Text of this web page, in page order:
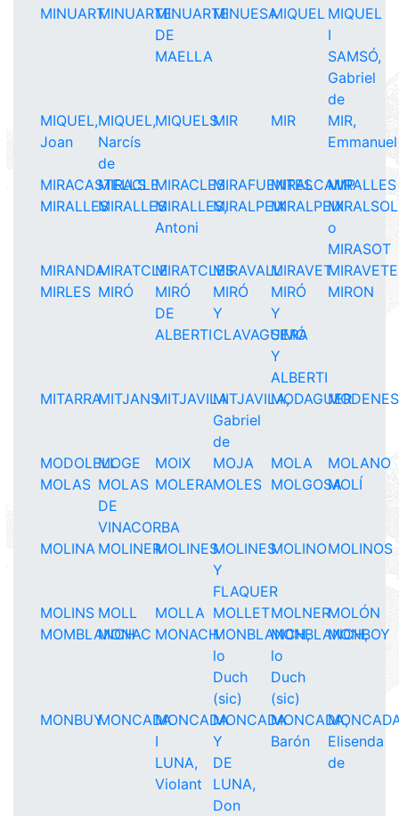
MINUARTMINUARTEMINUARTE
DE
MAELLA
MINUESAMIQUEL MIQUEL
I
SAMSÓ,
Gabriel
de
MIQUEL,
Joan
MIQUEL,
Narcís
de
MIQUELSMIR MIR
MIR,
Emmanuel
MIRACASTELLS
MIRACLEMIRACLESMIRAFUENTESMIRALCAMPMIRALLES
MIRALLESMIRALLESMIRALLES,
Antoni
MIRALPEIXMIRALPEIXMIRALSOL
o
MIRASOT
MIRANDAMIRATCLEMIRATCLESMIRAVALLMIRAVETMIRAVETE
MIRLES MIRÓ
MIRÓ
DE
ALBERTI
MIRÓ
Y
CLAVAGUERA
MIRÓ
Y
SIMÓ
Y
ALBERTI
MIRON
MITARRAMITJANSMITJAVILAMITJAVILA,
Gabriel
de
MODAGUERMODENES
MODOLELLMOGE MOIX MOJA MOLA
MOLANO
MOLAS MOLAS
DE
VINACORBA
MOLERAMOLES MOLGOSAMOLÍ
MOLINA MOLINERMOLINESMOLINES
Y
FLAQUER
MOLINOMOLINOS
MOLINS MOLL MOLLA MOLLETMOLNERMOLÓN
MOMBLANCH
MONAC MONACHMONBLANCH,
lo
Duch
(sic)
MONBLANCH,
lo
Duch
(sic)
MONBOY
MONBUYMONCADAMONCADA
I
LUNA,
Violant
MONCADA
Y
DE
LUNA,
Don
MONCADA,
Barón
Elisenda
de